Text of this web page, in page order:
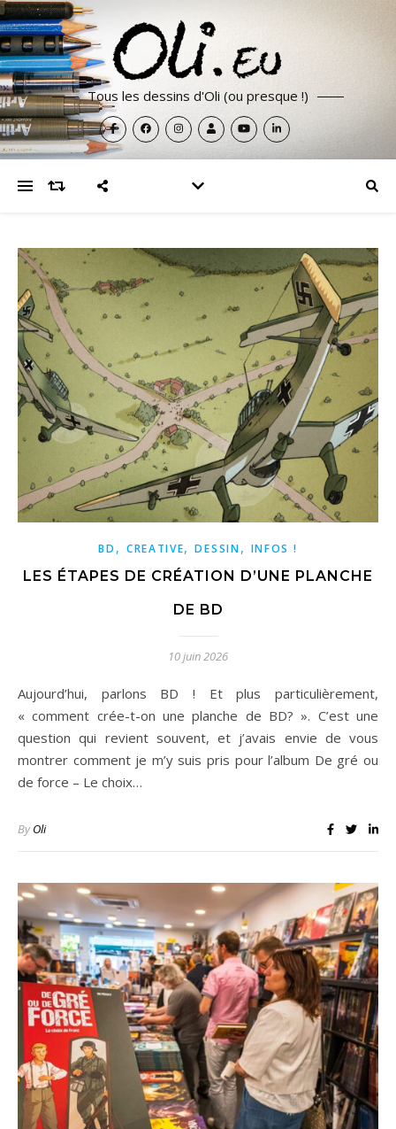
Tous les dessins d'Oli (ou presque !)
BD , CREATIVE,DESSIN, INFOS !
LES ÉTAPES DE CRÉATION D’UNE PLANCHE
DE BD
10 juin 2026
Aujourd’hui, parlons BD ! Et plus particulièrement,
« comment crée-t-on une planche de BD? ». C’est une
question qui revient souvent, et j’avais envie de vous
montrer comment je m’y suis pris pour l’album De gré ou
de force – Le choix…
ByOli